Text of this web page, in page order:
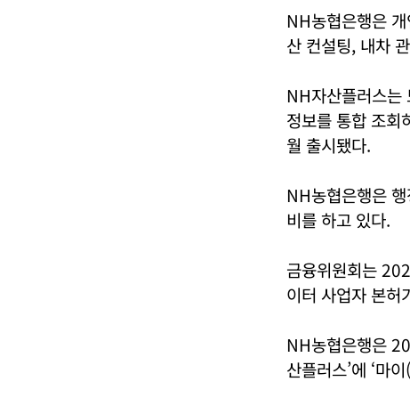
NH농협은행은
산 컨설팅, 내차
NH자산플러스는
정보를 통합 조
월 출시됐다.
NH농협은행은
비를 하고 있다.
금융위원회는
이터 사업자 본허
NH농협은행은
산플러스’에 ‘마